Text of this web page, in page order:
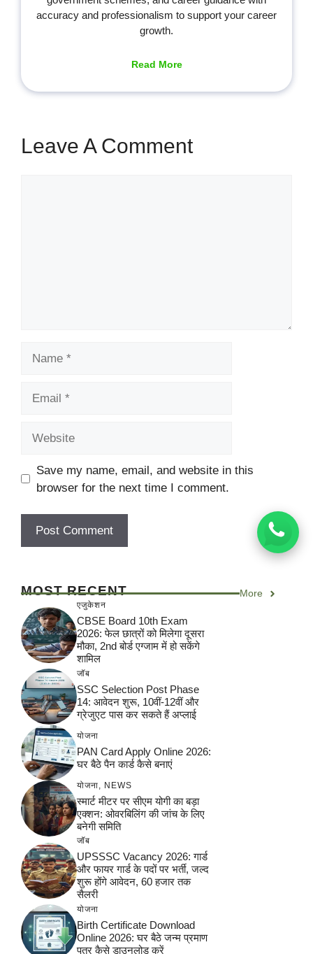
accuracy and professionalism to support your career
growth.
Read More
Leave A Comment
Save my name, email, and website in this
browser for the next time I comment.
MOST RECENT More
एजुकेशन
CBSE Board 10th Exam
2026: फेल छात्रों को मिलेगा दूसरा
मौका, 2nd बोर्ड एग्जाम में हो सकेंगे
शामिल
जॉब
SSC Selection Post Phase
14: आवेदन शुरू, 10वीं-12वीं और
ग्रेजुएट पास कर सकते हैं अप्लाई
योजना
PAN Card Apply Online 2026:
घर बैठे पैन कार्ड कैसे बनाएं
योजना, NEWS
स्मार्ट मीटर पर सीएम योगी का बड़ा
एक्शन: ओवरबिलिंग की जांच के लिए
बनेगी समिति
जॉब
UPSSSC Vacancy 2026: गार्ड
और फायर गार्ड के पदों पर भर्ती, जल्द
शुरू होंगे आवेदन, 60 हजार तक
सैलरी
योजना
Birth Certificate Download
Online 2026: घर बैठे जन्म प्रमाण
पत्र कैसे डाउनलोड करें